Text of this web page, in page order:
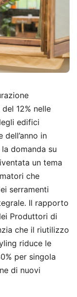
12% nelle
edifici
in
domanda su
un tema
che
serramenti
Il rapporto
Produttori di
che il riutilizzo
riduce le
per singola
di nuovi